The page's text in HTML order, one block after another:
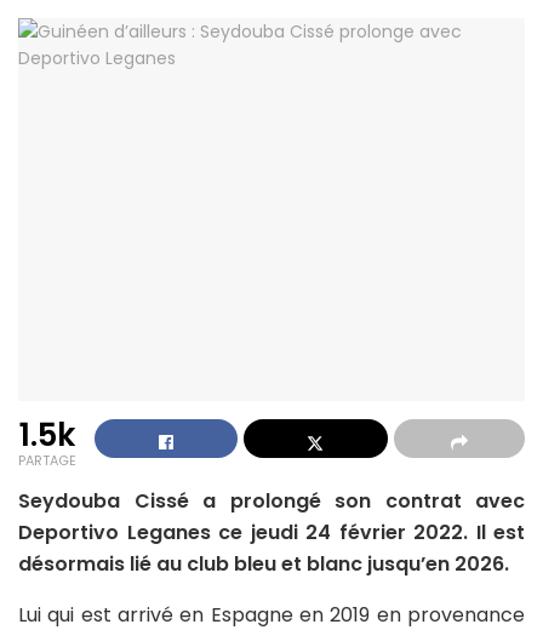
1.5k
PARTAGE
Seydouba Cissé a prolongé son contrat avec
Deportivo Leganes ce jeudi 24 février 2022. Il est
désormais lié au club bleu et blanc jusqu’en 2026.
Lui qui est arrivé en Espagne en 2019 en provenance